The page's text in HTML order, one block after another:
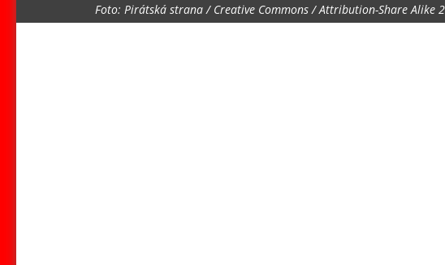
Foto: Pirátská strana / Creative Commons / Attribution-Share Alike